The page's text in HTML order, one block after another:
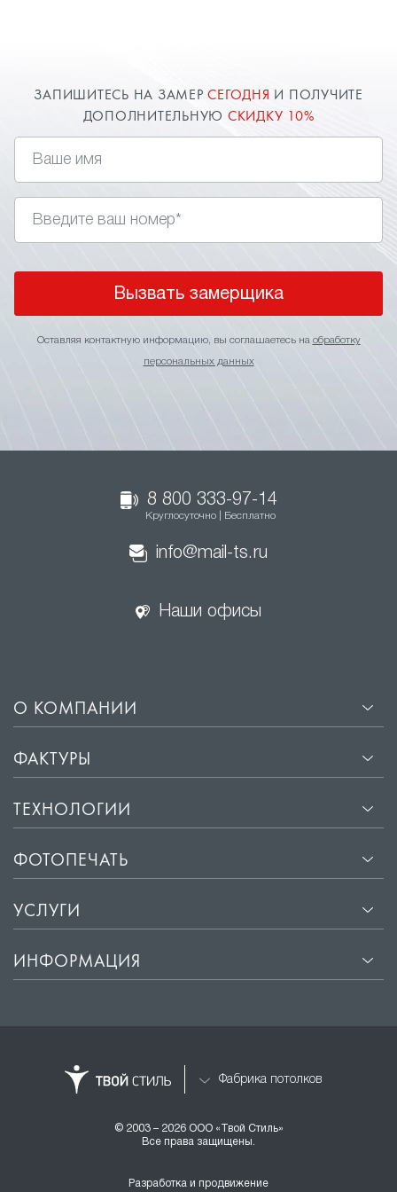
ЗАПИШИТЕСЬ НА ЗАМЕРСЕГОДНЯ И ПОЛУЧИТЕ
ДОПОЛНИТЕЛЬНУЮ СКИДКУ 10%
Вызвать замерщика
Оставляя контактную информацию, вы соглашаетесь на обработку
персональных данных
8 800 333-97-14
Круглосуточно | Бесплатно
info@mail-ts.ru
Наши офисы
О КОМПАНИИ
ФАКТУРЫ
ТЕХНОЛОГИИ
ФОТОПЕЧАТЬ
УСЛУГИ
ИНФОРМАЦИЯ
Фабрика потолков
© 2003 – 2026 ООО «Твой Стиль»
Все права защищены.
Разработка и продвижение